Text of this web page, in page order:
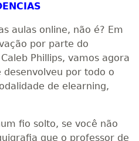
aulas online, não é? Em
por parte do
Phillips, vamos agora
desenvolveu por todo o
de elearning,
fio solto, se você não
que o professor de